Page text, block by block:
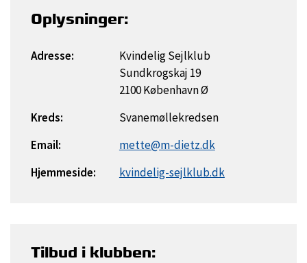
Oplysninger:
Adresse:
Kvindelig Sejlklub
Sundkrogskaj 19
2100 København Ø
Kreds:
Svanemøllekredsen
Email:
mette@m-dietz.dk
Hjemmeside:
kvindelig-sejlklub.dk
Tilbud i klubben: